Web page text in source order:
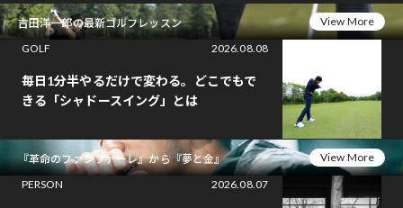
吉田洋一郎の最新ゴルフレッスン
View More
GOLF
2026.08.08
毎日1分半やるだけで変わる。どこでもで
きる「シャドースイング」とは
『革命のファンファーレ』から『夢と金』
View More
PERSON
2026.08.07